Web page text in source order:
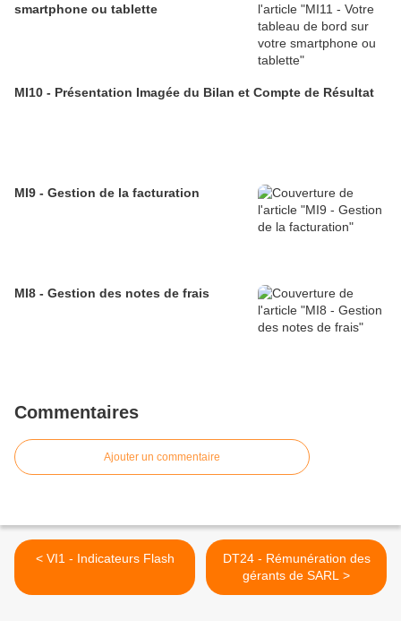
smartphone ou tablette
MI10 - Présentation Imagée du Bilan et Compte de Résultat
MI9 - Gestion de la facturation
MI8 - Gestion des notes de frais
Commentaires
Ajouter un commentaire
< VI1 - Indicateurs Flash
DT24 - Rémunération des
gérants de SARL >